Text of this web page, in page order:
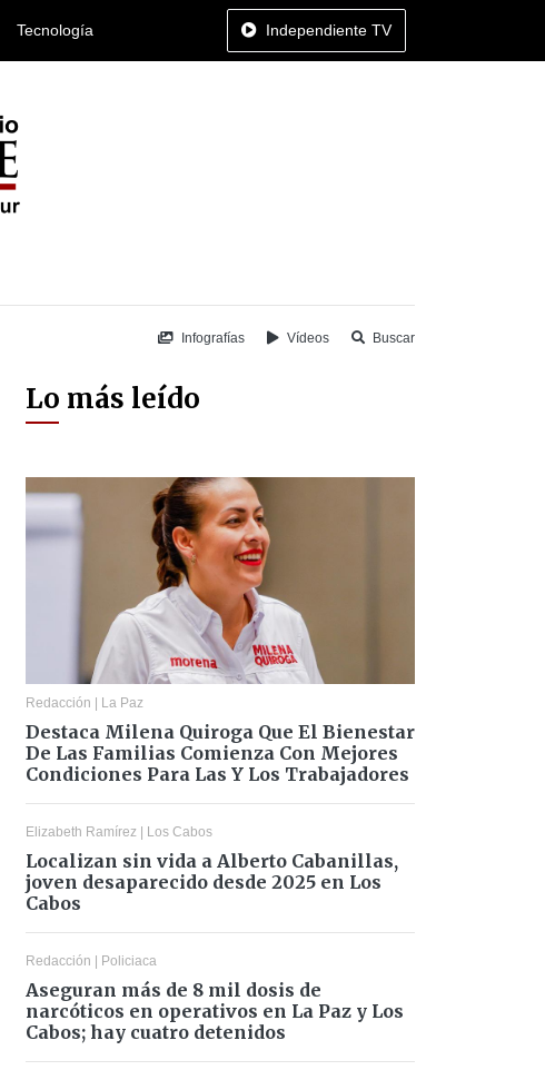
Tecnología Independiente TV
Infografías Vídeos Buscar
Lo más leído
Redacción | La Paz
Destaca Milena Quiroga Que El Bienestar
De Las Familias Comienza Con Mejores
Condiciones Para Las Y Los Trabajadores
Elizabeth Ramírez | Los Cabos
Localizan sin vida a Alberto Cabanillas,
joven desaparecido desde 2025 en Los
Cabos
Redacción | Policiaca
Aseguran más de 8 mil dosis de
narcóticos en operativos en La Paz y Los
Cabos; hay cuatro detenidos